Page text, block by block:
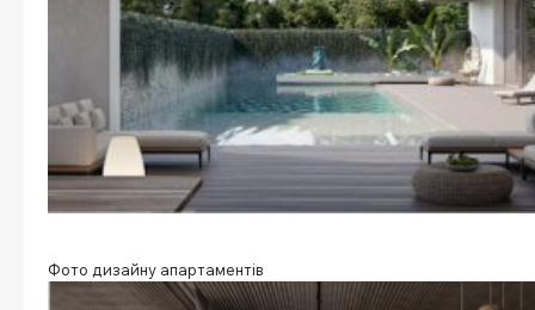
Фото дизайну апартаментів